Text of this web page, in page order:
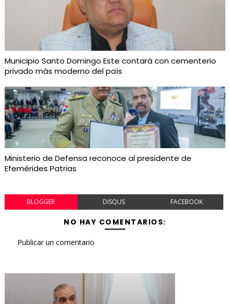
Municipio Santo Domingo Este contará con cementerio
privado más moderno del país
Ministerio de Defensa reconoce al presidente de
Efemérides Patrias
BLOGGER DISQUS FACEBOOK
NO HAY COMENTARIOS:
Publicar un comentario